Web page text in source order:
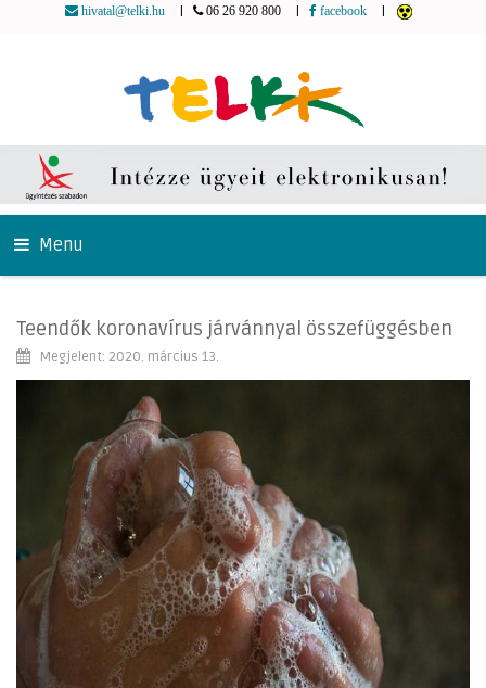
hivatal@telki.hu 06 26 920 800 facebook
Menu
Teendők koronavírus járvánnyal összefüggésben
Megjelent: 2020. március 13.